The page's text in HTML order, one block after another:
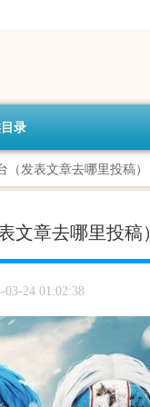
录
发表文章去哪里投稿）
文章去哪里投稿）
03-24 01:02:38